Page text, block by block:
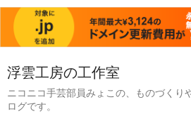
浮雲工房の工作室
ニコニコ手芸部員みょこの、ものづくり
ログです。